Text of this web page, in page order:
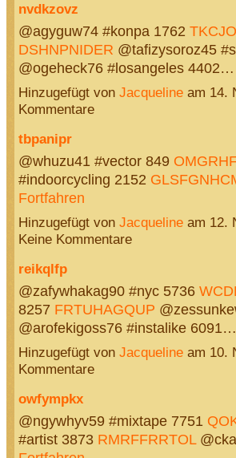
nvdkzovz
@agyguw74 #konpa 1762
DSHNPNIDER @tafizysoroz45
@ogeheck76 #losangeles 4402…
Hinzugefügt von Jacquelineam 14.
Kommentare
tbpanipr
@whuzu41 #vector 849
#indoorcycling 2152
Fortfahren
Hinzugefügt von Jacquelineam 12.
Keine Kommentare
reikqlfp
@zafywhakag90 #nyc 5736
8257 FRTUHAGQUP
@arofekigoss76 #instalike 6091…
Hinzugefügt von Jacquelineam 10.
Kommentare
owfympkx
@ngywhyv59 #mixtape 7751
#artist 3873 RMRFFRRTOL